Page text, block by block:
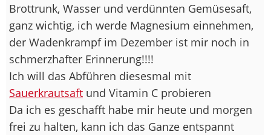
Brottrunk, Wasser und verdünnten Gemüsesaft,
ganz wichtig, ich werde Magnesium einnehmen,
der Wadenkrampf im Dezember ist mir noch in
schmerzhafter Erinnerung!!!!
Ich will das Abführen diesesmal mit
Sauerkrautsaft und Vitamin C probieren
Da ich es geschafft habe mir heute und morgen
frei zu halten, kann ich das Ganze entspannt